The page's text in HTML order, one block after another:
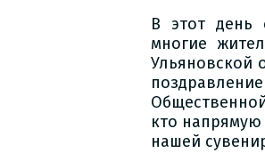
В этот день
многие
Ульяновской
кто
нашей